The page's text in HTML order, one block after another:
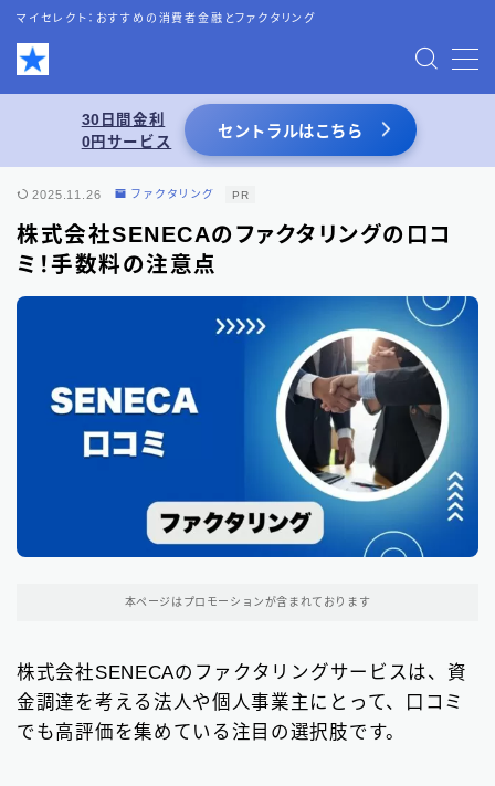
マイセレクト：おすすめの消費者金融とファクタリング
MENU
お問い合わせ
特定商取引法表記
あわせて読みたい
スーパーブラックでも借りれる5chの情報を
活用した借入術まとめ
東京都の消費者金融
大阪府の消費者金融 7
関東地方の消費者金融 12
30日間金利
0円サービス
セントラルはこちら
2025.11.26 ファクタリング PR
株式会社SENECAのファクタリングの口コ
ミ！手数料の注意点
本ページはプロモーションが含まれております
株式会社SENECAのファクタリングサービスは、資
金調達を考える法人や個人事業主にとって、口コミ
でも高評価を集めている注目の選択肢です。